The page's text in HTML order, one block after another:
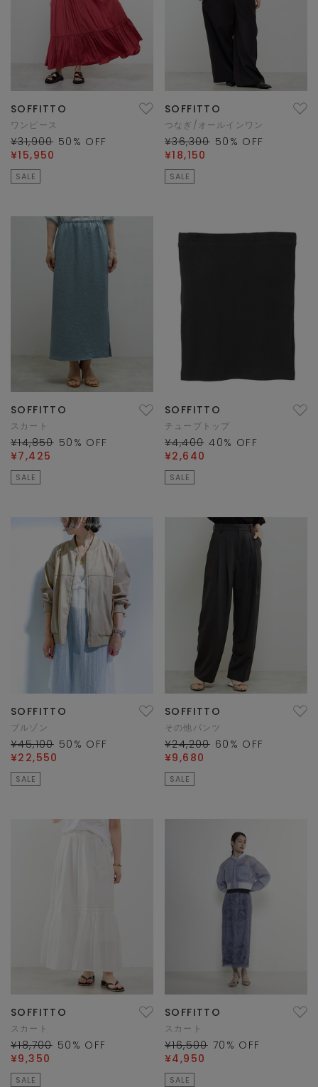
SOFFITTO
ワンピース
¥31,900 50 % OFF
¥15,950
SALE
SOFFITTO
つなぎ/オールインワン
¥36,300 50 % OFF
¥18,150
SALE
SOFFITTO
スカート
¥14,850 50 % OFF
¥7,425
SALE
SOFFITTO
チューブトップ
¥4,400 40% OFF
¥2,640
SALE
SOFFITTO
ブルゾン
¥45,100 50 % OFF
¥22,550
SALE
SOFFITTO
その他パンツ
¥24,200 60 % OFF
¥9,680
SALE
SOFFITTO
スカート
¥18,700 50 % OFF
¥9,350
SALE
SOFFITTO
スカート
¥16,500 70 % OFF
¥4,950
SALE